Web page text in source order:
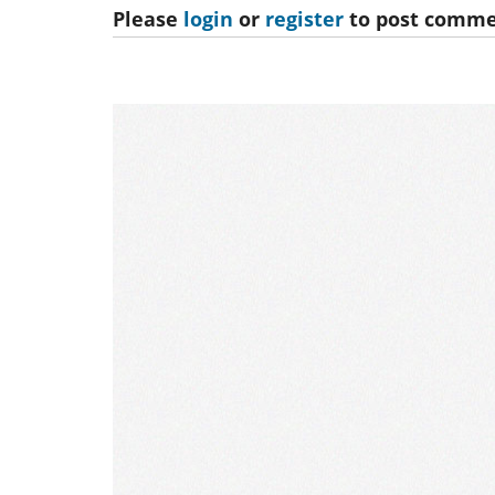
Please login or register to post